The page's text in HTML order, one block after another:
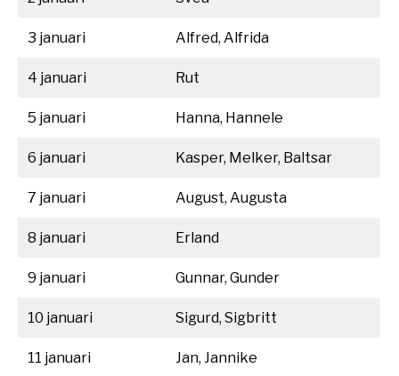
3 januari Alfred, Alfrida
4 januari Rut
5 januari Hanna, Hannele
6 januari Kasper, Melker, Baltsar
7 januari August, Augusta
8 januari Erland
9 januari Gunnar, Gunder
10 januari Sigurd, Sigbritt
11 januari Jan, Jannike